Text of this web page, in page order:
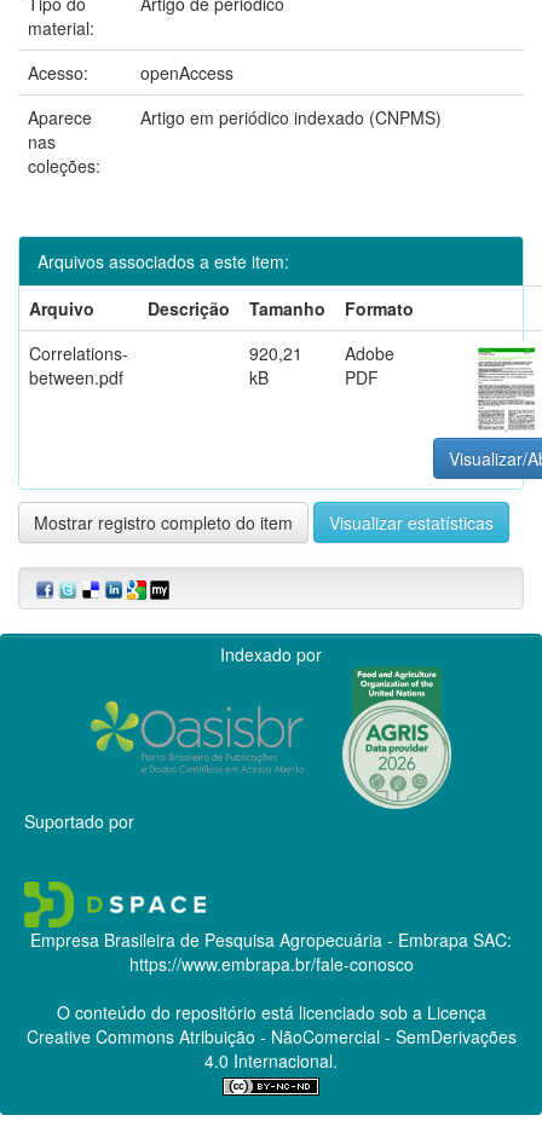
material:
Acesso:
openAccess
Aparece
nas
coleções:
Artigo em periódico indexado (CNPMS)
Arquivos associados a este item:
Arquivo
Descrição Tamanho
Formato
Correlations-
between.pdf
920,21
kB
Adobe
PDF
Visualizar/
Mostrar registro completo do item Visualizar estatísticas
Indexado por
Suportado por
Empresa Brasileira de Pesquisa Agropecuária - Embrapa SAC:
https://www.embrapa.br/fale-conosco
O conteúdo do repositório está licenciado sob a Licença
Creative CommonsAtribuição - NãoComercial - SemDerivações
4.0 Internacional.